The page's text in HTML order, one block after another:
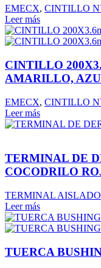
EMECX, CINTILLO
Leer más
CINTILLO
AMARILLO,
EMECX, CINTILLO
Leer más
TERMINAL DE
COCODRILO
TERMINAL AISLADO
Leer más
TUERCA